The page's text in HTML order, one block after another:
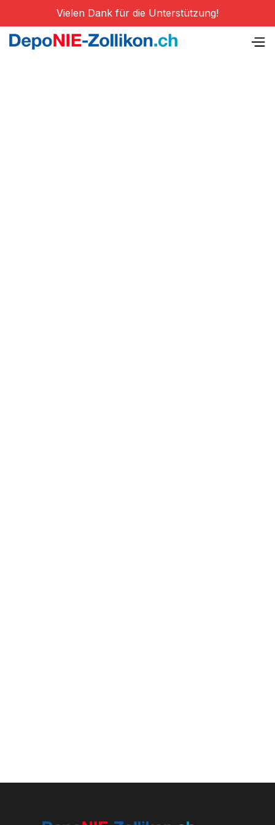
Vielen Dank für die Unterstützung!